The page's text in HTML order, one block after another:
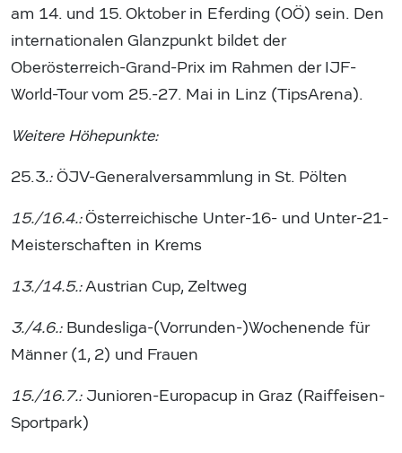
am 14. und 15. Oktober in Eferding (OÖ) sein. Den
internationalen Glanzpunkt bildet der
Oberösterreich-Grand-Prix im Rahmen der IJF-
World-Tour vom 25.-27. Mai in Linz (TipsArena).
Weitere Höhepunkte:
25.3.:ÖJV-Generalversammlung in St. Pölten
15./16.4.:Österreichische Unter-16- und Unter-21-
Meisterschaften in Krems
13./14.5.:Austrian Cup, Zeltweg
3./4.6.: Bundesliga-(Vorrunden-)Wochenende für
Männer (1, 2) und Frauen
15./16.7.: Junioren-Europacup in Graz (Raiffeisen-
Sportpark)